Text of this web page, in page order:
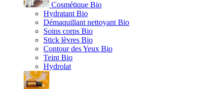
Cosmétique Bio
Hydratant Bio
Démaquillant nettoyant Bio
Soins corps Bio
Stick lèvres Bio
Contour des Yeux Bio
Teint Bio
Hydrolat